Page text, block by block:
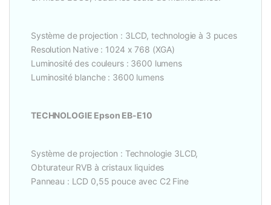
Système de projection : 3LCD, technologie à 3 puces
Resolution Native : 1024 x 768 (XGA)
Luminosité des couleurs : 3600 lumens
Luminosité blanche : 3600 lumens
TECHNOLOGIE Epson EB-E10
Système de projection : Technologie 3LCD,
Obturateur RVB à cristaux liquides
Panneau : LCD 0,55 pouce avec C2 Fine